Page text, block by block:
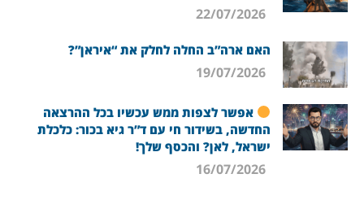
האם ארה”ב החלה לחלק את “איראן”?
אפשר לצפות ממש עכשיו בכל ההרצאה
החדשה, בשידור חי עם ד”ר גיא בכור: כלכלת
ישראל, לאן? והכסף שלך!